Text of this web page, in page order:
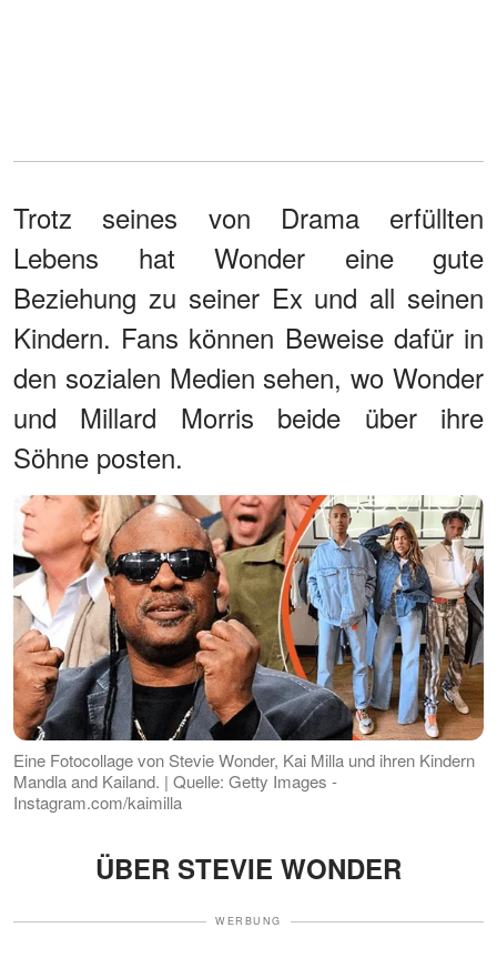
Trotz seines von Drama erfüllten
Lebens hat Wonder eine gute
Beziehung zu seiner Ex und all seinen
Kindern. Fans können Beweise dafür in
den sozialen Medien sehen, wo Wonder
und Millard Morris beide über ihre
Söhne posten.
Eine Fotocollage von Stevie Wonder, Kai Milla und ihren Kindern
Mandla and Kailand. | Quelle: Getty Images -
Instagram.com/kaimilla
ÜBER STEVIE WONDER
WERBUNG